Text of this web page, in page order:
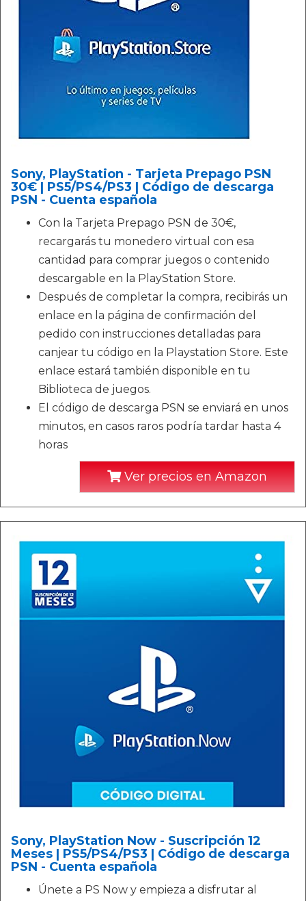
Sony, PlayStation - Tarjeta Prepago PSN
30€ | PS5/PS4/PS3 | Código de descarga
PSN - Cuenta española
Con la Tarjeta Prepago PSN de 30€,
recargarás tu monedero virtual con esa
cantidad para comprar juegos o contenido
descargable en la PlayStation Store.
Después de completar la compra, recibirás un
enlace en la página de confirmación del
pedido con instrucciones detalladas para
canjear tu código en la Playstation Store. Este
enlace estará también disponible en tu
Biblioteca de juegos.
El código de descarga PSN se enviará en unos
minutos, en casos raros podría tardar hasta 4
horas
Ver precios en Amazon
Sony, PlayStation Now - Suscripción 12
Meses | PS5/PS4/PS3 | Código de descarga
PSN - Cuenta española
Únete a PS Now y empieza a disfrutar al